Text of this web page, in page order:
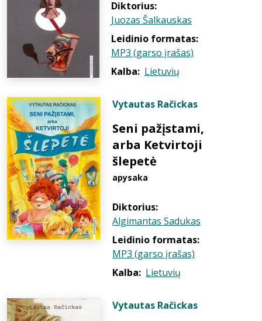
Diktorius:
Juozas Šalkauskas
Leidinio formatas:
MP3 (garso įrašas)
Kalba: Lietuvių
Vytautas Račickas
Seni pažįstami,
arba Ketvirtoji
šlepetė
apysaka
Diktorius:
Algimantas Sadukas
Leidinio formatas:
MP3 (garso įrašas)
Kalba: Lietuvių
Vytautas Račickas